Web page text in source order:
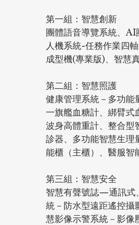
第一組：智慧創新
團體語音導覽系統、
人機系統-任務作業四
成型機(專業版)、智慧
第二組：智慧照護
健康管理系統－多功能
一旗艦血糖計、綁臂式
波身高體重計、整合型
診器、多功能智慧生理
能櫃（主櫃）、醫服智
第三組：智慧安全
智慧有聲號誌—通訊式
統－防水型遠距遙控攝
慧影像示警系統－影